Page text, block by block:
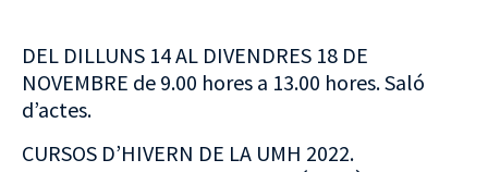
DEL DILLUNS 14 AL DIVENDRES 18 DE
NOVEMBRE de 9.00 hores a 13.00 hores. Saló
d’actes.
CURSOS D’HIVERN DE LA UMH 2022.